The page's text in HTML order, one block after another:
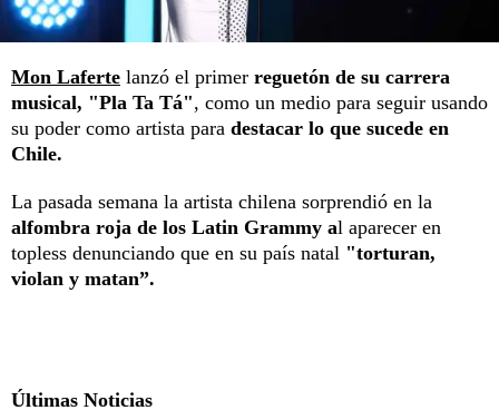
Mon Laferte lanzó el primer reguetón de su carrera
musical, "Pla Ta Tá", como un medio para seguir usando
su poder como artista para destacar lo que sucede en
Chile.
La pasada semana la artista chilena sorprendió en la
alfombra roja de los Latin Grammy al aparecer en
topless denunciando que en su país natal "torturan,
violan y matan”.
Últimas Noticias